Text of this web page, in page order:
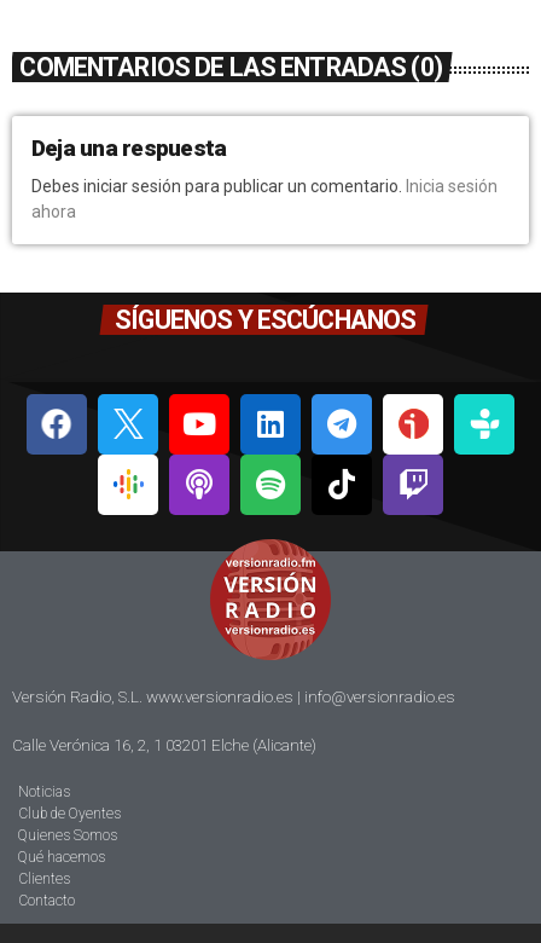
COMENTARIOS DE LAS ENTRADAS (0)
Deja una respuesta
Debes iniciar sesión para publicar un comentario.
Inicia sesión
ahora
SÍGUENOS Y ESCÚCHANOS
Versión Radio, S.L. www.versionradio.es | info@versionradio.es
Calle Verónica 16, 2, 1 03201 Elche (Alicante)
Noticias
Club de Oyentes
Quienes Somos
Qué hacemos
Clientes
Contacto